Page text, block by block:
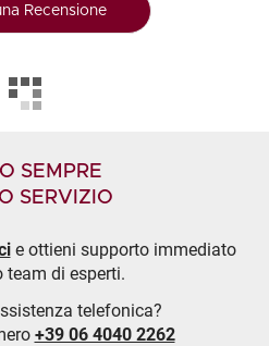
Recensione
SEMPRE
SERVIZIO
e ottieni supporto immediato
team di esperti.
telefonica?
+39 06 4040 2262